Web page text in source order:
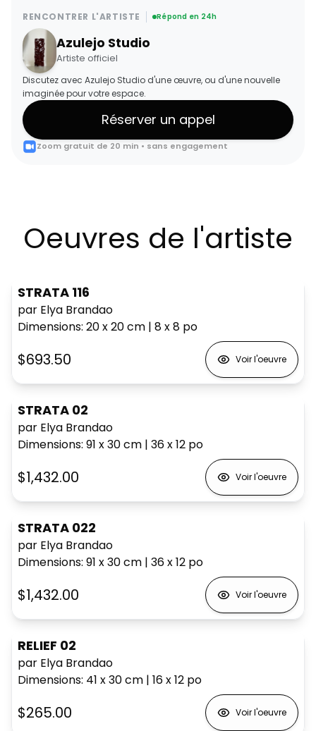
RENCONTRER L'ARTISTE Répond en 24h
Azulejo Studio
Artiste officiel
Discutez avec Azulejo Studio d'une œuvre, ou d'une nouvelle
imaginée pour votre espace.
Réserver un appel
Zoom gratuit de 20 min • sans engagement
Oeuvres de l'artiste
STRATA 116
par Elya Brandao
Dimensions: 20 x 20cm | 8 x 8 po
$693.50 Voir l'oeuvre
STRATA 02
par Elya Brandao
Dimensions: 91 x 30cm | 36 x 12 po
$1,432.00 Voir l'oeuvre
STRATA 022
par Elya Brandao
Dimensions: 91 x 30cm | 36 x 12 po
$1,432.00 Voir l'oeuvre
RELIEF 02
par Elya Brandao
Dimensions: 41 x 30cm | 16 x 12 po
$265.00 Voir l'oeuvre